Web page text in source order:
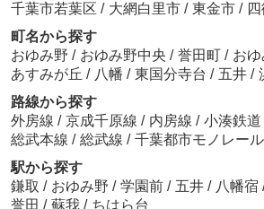
千葉市若葉区 / 大網白里市 / 東金市 /
町名から探す
おゆみ野 / おゆみ野中央 / 誉田町 / お
あすみが丘 / 八幡 / 東国分寺台 / 五井 /
路線から探す
外房線 / 京成千原線 / 内房線 / 小湊鉄道
総武本線 / 総武線 / 千葉都市モノレール
駅から探す
鎌取 / おゆみ野 / 学園前 / 五井 / 八幡宿
誉田 / 蘇我 / ちはら台